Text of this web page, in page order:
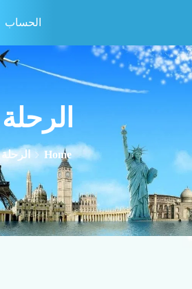
الحساب
الرحلة
Home الرحلة